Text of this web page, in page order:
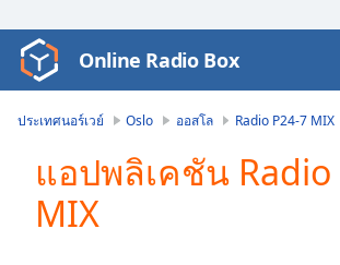
Video
Player
Play
Video
Online Radio Box
ประเทศนอร์เวย์ Oslo ออสโล Radio P24-7 MIX
แอปพลิเคชัน Radio
MIX